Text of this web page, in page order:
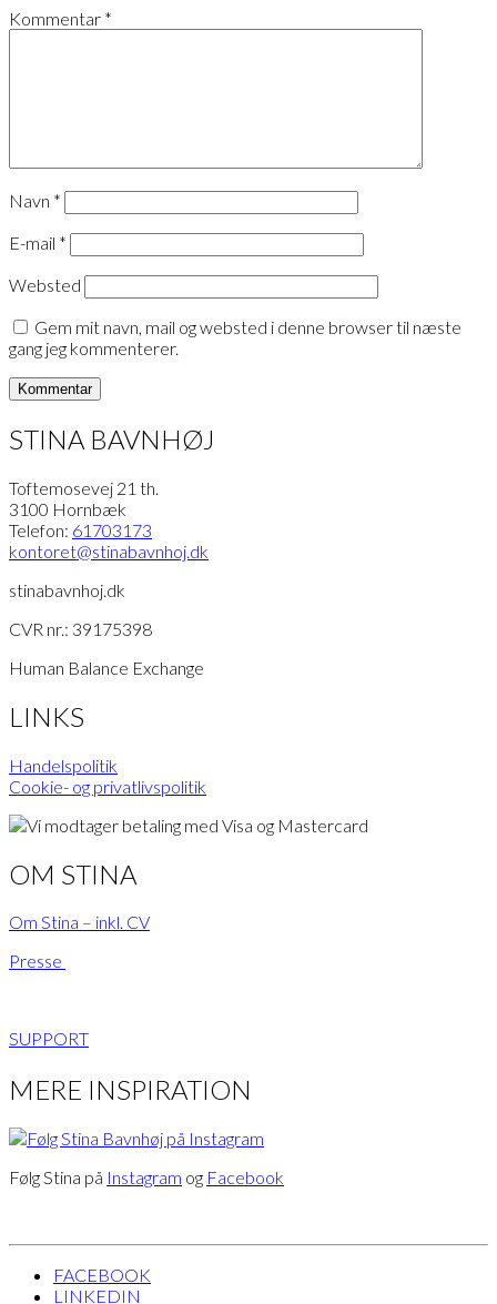
Kommentar *
Navn *
E-mail *
Websted
Gem mit navn, mail og websted i denne browser til næste
gang jeg kommenterer.
STINA BAVNHØJ
Toftemosevej 21 th.
3100 Hornbæk
Telefon: 61703173
kontoret@stinabavnhoj.dk
stinabavnhoj.dk
CVR nr.: 39175398
Human Balance Exchange
LINKS
Handelspolitik
Cookie- og privatlivspolitik
OM STINA
Om Stina – inkl. CV
Presse
SUPPORT
MERE INSPIRATION
Følg Stina på Instagram og Facebook
FACEBOOK
LINKEDIN